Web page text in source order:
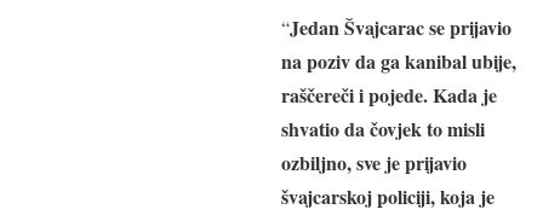
“Jedan Švajcarac se prijavio
na poziv da ga kanibal ubije,
raščereči i pojede. Kada je
shvatio da čovjek to misli
ozbiljno, sve je prijavio
švajcarskoj policiji, koja je